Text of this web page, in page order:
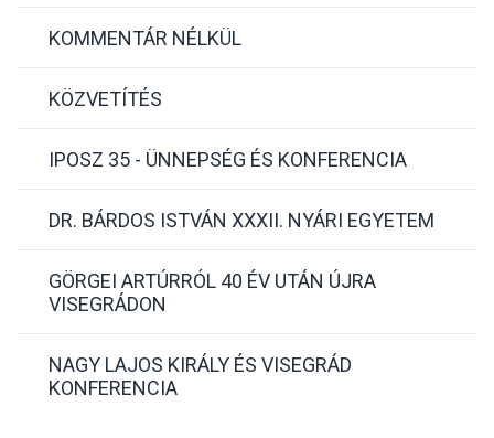
KOMMENTÁR NÉLKÜL
KÖZVETÍTÉS
IPOSZ 35 - ÜNNEPSÉG ÉS KONFERENCIA
DR. BÁRDOS ISTVÁN XXXII. NYÁRI EGYETEM
GÖRGEI ARTÚRRÓL 40 ÉV UTÁN ÚJRA
VISEGRÁDON
NAGY LAJOS KIRÁLY ÉS VISEGRÁD
KONFERENCIA